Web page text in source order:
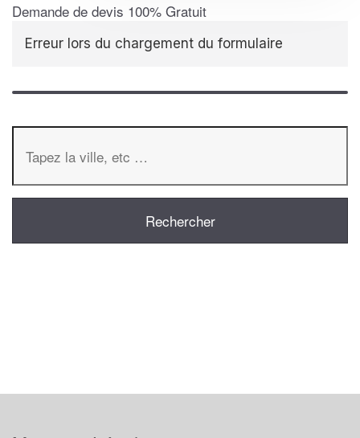
Demande de devis 100% Gratuit
Erreur lors du chargement du formulaire